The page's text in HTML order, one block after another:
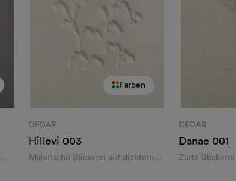
Farben
DEDAR
Hillevi 003
Malerische Stickerei auf dichtem
DEDAR
Danae 001
Zarte